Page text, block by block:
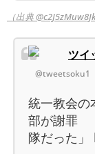
（出典
ツイ
@tweetsoku1
統一教会の
部が謝罪
隊だった